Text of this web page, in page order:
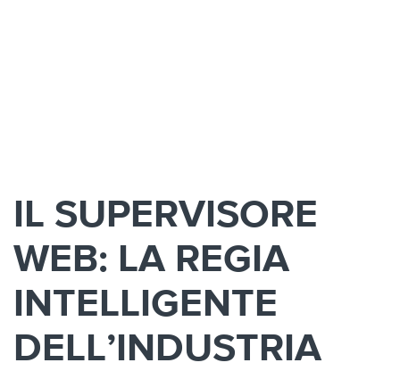
IL SUPERVISORE
WEB: LA REGIA
INTELLIGENTE
DELL’INDUSTRIA